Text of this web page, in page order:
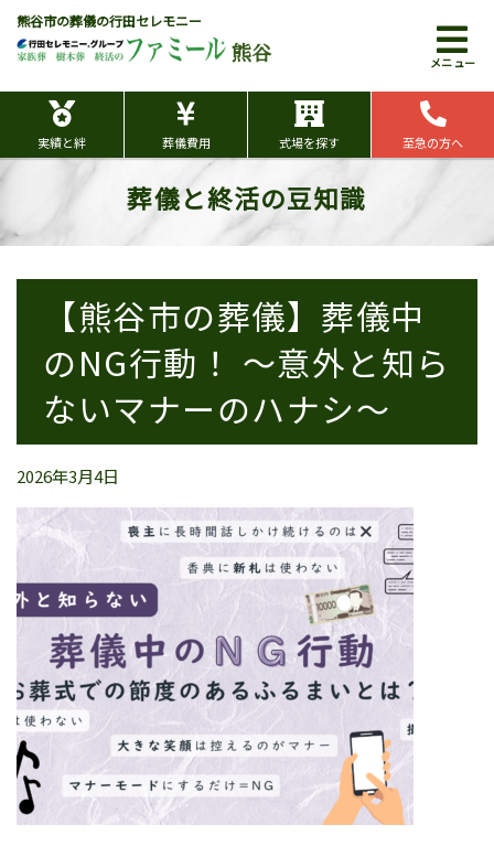
熊谷市の葬儀の行田セレモニー
熊谷 メニュー
実績と絆 葬儀費用 式場を探す 至急の方へ
葬儀と終活の豆知識
【熊谷市の葬儀】葬儀中
のNG行動！ ～意外と知ら
ないマナーのハナシ～
2026年3月4日